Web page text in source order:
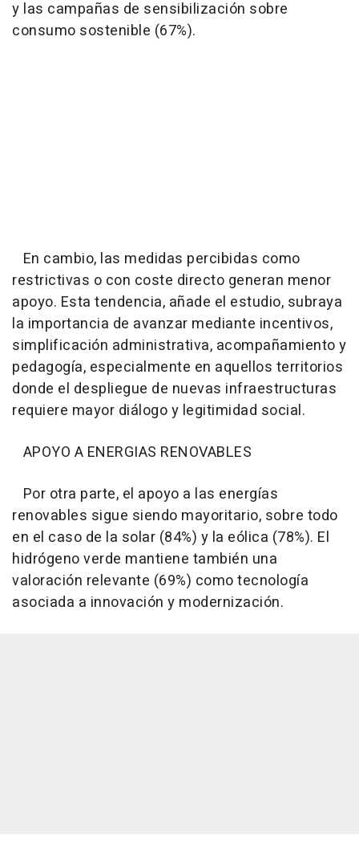
y las campañas de sensibilización sobre
consumo sostenible (67%).
En cambio, las medidas percibidas como
restrictivas o con coste directo generan menor
apoyo. Esta tendencia, añade el estudio, subraya
la importancia de avanzar mediante incentivos,
simplificación administrativa, acompañamiento y
pedagogía, especialmente en aquellos territorios
donde el despliegue de nuevas infraestructuras
requiere mayor diálogo y legitimidad social.
APOYO A ENERGIAS RENOVABLES
Por otra parte, el apoyo a las energías
renovables sigue siendo mayoritario, sobre todo
en el caso de la solar (84%) y la eólica (78%). El
hidrógeno verde mantiene también una
valoración relevante (69%) como tecnología
asociada a innovación y modernización.